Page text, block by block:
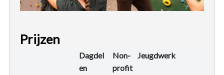
Prijzen
Dagdel
en
Non-
profit
Jeugdwerk